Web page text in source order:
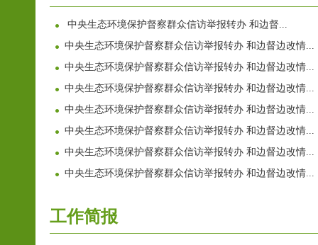
中央生态环境保护督察群众信访举报转办 和边督...
中央生态环境保护督察群众信访举报转办 和边督边改情...
中央生态环境保护督察群众信访举报转办 和边督边改情...
中央生态环境保护督察群众信访举报转办 和边督边改情...
中央生态环境保护督察群众信访举报转办 和边督边改情...
中央生态环境保护督察群众信访举报转办 和边督边改情...
中央生态环境保护督察群众信访举报转办 和边督边改情...
中央生态环境保护督察群众信访举报转办 和边督边改情...
工作简报